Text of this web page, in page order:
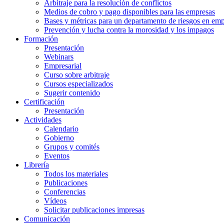
Arbitraje para la resolución de conflictos
Medios de cobro y pago disponibles para las empresas
Bases y métricas para un departamento de riesgos en
Prevención y lucha contra la morosidad y los impagos
Formación
Presentación
Webinars
Empresarial
Curso sobre arbitraje
Cursos especializados
Sugerir contenido
Certificación
Presentación
Actividades
Calendario
Gobierno
Grupos y comités
Eventos
Librería
Todos los materiales
Publicaciones
Conferencias
Vídeos
Solicitar publicaciones impresas
Comunicación